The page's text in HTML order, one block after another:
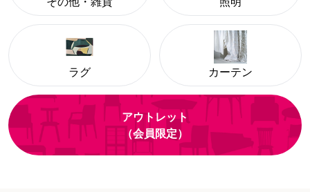
ラグ カーテン
アウトレット
（会員限定）